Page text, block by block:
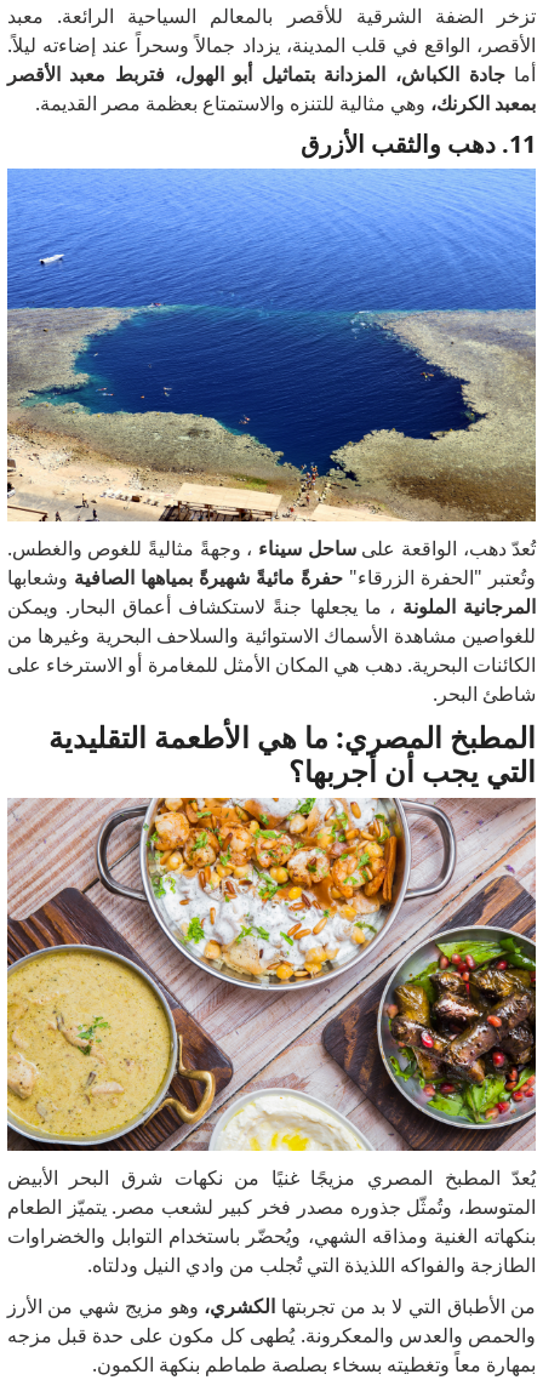
تزخر الضفة الشرقية للأقصر بالمعالم السياحية الرائعة. معبد
الأقصر، الواقع في قلب المدينة، يزداد جمالاً وسحراً عند إضاءته ليلاً.
أماجادة الكباش، المزدانة بتماثيل أبو الهول، فتربط معبد الأقصر
بمعبد الكرنك، وهي مثالية للتنزه والاستمتاع بعظمة مصر القديمة.
11. دهب والثقب الأزرق
تُعدّ دهب، الواقعة علىساحل سيناء ، وجهةً مثاليةً للغوص والغطس.
وتُعتبر "الحفرة الزرقاء" حفرةً مائيةً شهيرةً بمياهها الصافية وشعابها
المرجانية الملونة ، ما يجعلها جنةً لاستكشاف أعماق البحار. ويمكن
للغواصين مشاهدة الأسماك الاستوائية والسلاحف البحرية وغيرها من
الكائنات البحرية. دهب هي المكان الأمثل للمغامرة أو الاسترخاء على
شاطئ البحر.
المطبخ المصري: ما هي الأطعمة التقليدية
التي يجب أن أجربها؟
يُعدّ المطبخ المصري مزيجًا غنيًا من نكهات شرق البحر الأبيض
المتوسط، وتُمثّل جذوره مصدر فخر كبير لشعب مصر. يتميّز الطعام
بنكهاته الغنية ومذاقه الشهي، ويُحضّر باستخدام التوابل والخضراوات
الطازجة والفواكه اللذيذة التي تُجلب من وادي النيل ودلتاه.
من الأطباق التي لا بد من تجربتها الكشري، وهو مزيج شهي من الأرز
والحمص والعدس والمعكرونة. يُطهى كل مكون على حدة قبل مزجه
بمهارة معاً وتغطيته بسخاء بصلصة طماطم بنكهة الكمون.